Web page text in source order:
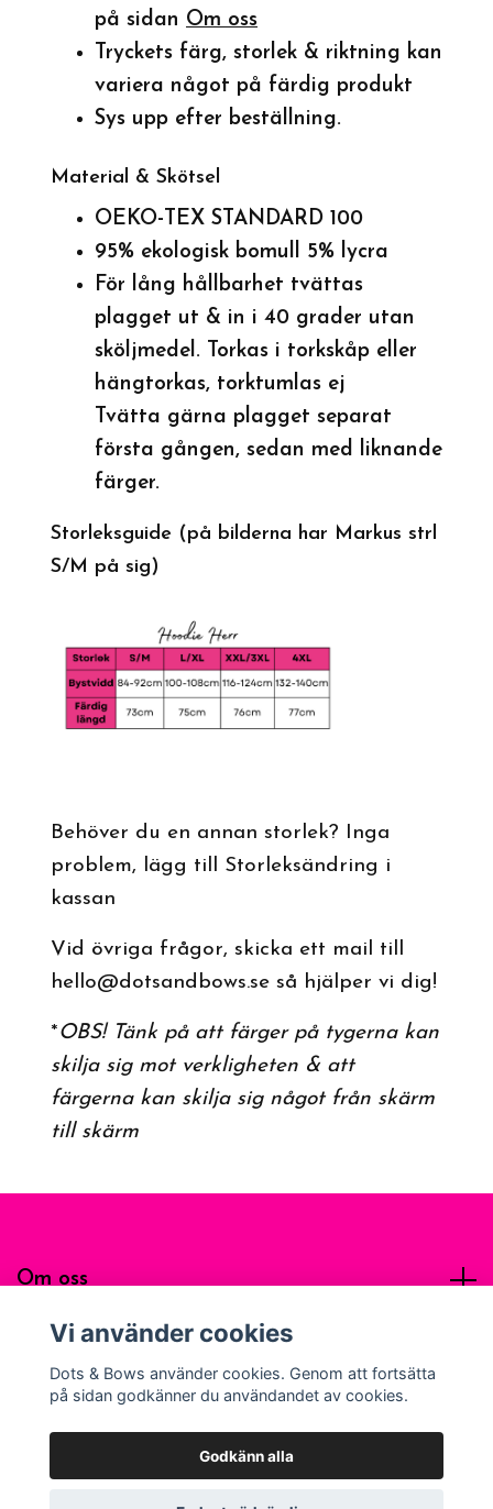
på sidan Om oss
Tryckets färg, storlek & riktning kan
variera något på färdig produkt
Sys upp efter beställning.
Material & Skötsel
OEKO-TEX STANDARD 100
95% ekologisk bomull 5% lycra
För lång hållbarhet tvättas
plagget ut & in i 40 grader utan
sköljmedel. Torkas i torkskåp eller
hängtorkas, torktumlas ej
Tvätta gärna plagget separat
första gången, sedan med liknande
färger.
Storleksguide (på bilderna har Markus strl
S/M på sig)
Behöver du en annan storlek? Inga
problem, lägg till Storleksändring i
kassan
Vid övriga frågor, skicka ett mail till
hello@dotsandbows.se så hjälper vi dig!
*OBS! Tänk på att färger på tygerna kan
skilja sig mot verkligheten & att
färgerna kan skilja sig något från skärm
till skärm
Om oss
Sociala medier
© 2026 Dots & Bows Apparel
Vi använder cookies
Dots & Bows använder cookies. Genom att fortsätta
på sidan godkänner du användandet av cookies.
Godkänn alla